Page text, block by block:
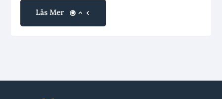
Läs Mer